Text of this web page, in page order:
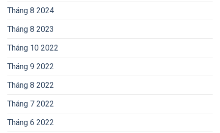
Tháng 8 2024
Tháng 8 2023
Tháng 10 2022
Tháng 9 2022
Tháng 8 2022
Tháng 7 2022
Tháng 6 2022